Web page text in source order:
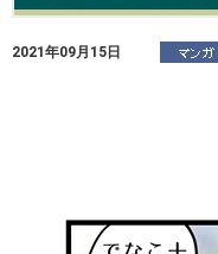
2021年09月15日